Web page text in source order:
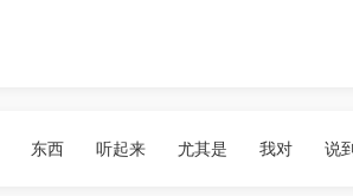
东西 听起来 尤其是 我对 说